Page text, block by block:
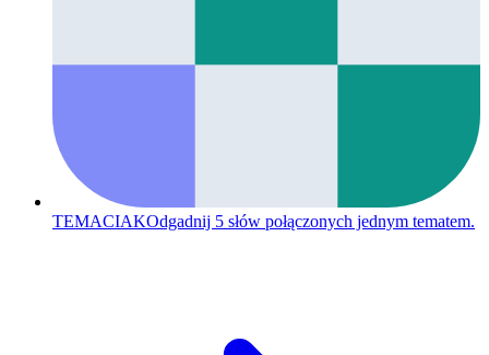
TEMACIAKOdgadnij 5 słów połączonych jednym tematem.